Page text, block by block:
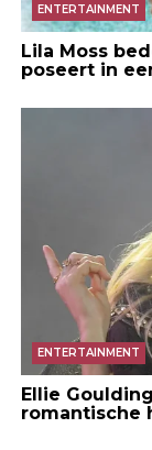
ENTERTAINMENT
Lila Moss
poseert in
ENTERTAINMENT
Ellie
romantische